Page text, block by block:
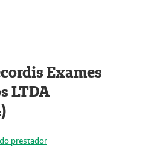
Exames
LTDA
prestador